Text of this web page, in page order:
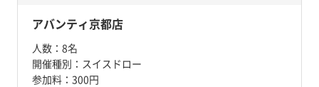
アバンティ京都店
人数： 8名
開催種別： スイスドロー
参加料： 300円